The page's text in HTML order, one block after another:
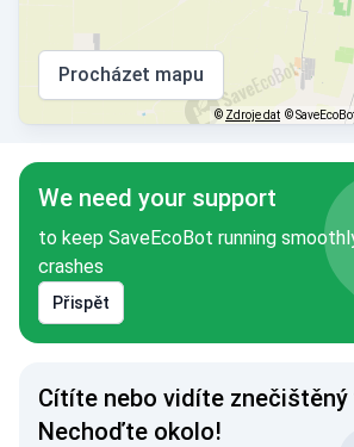
Procházet mapu
© Zdroje dat ©
We need your support
to keep SaveEcoBot running
crashes
Přispět
Cítíte nebo vidíte znečištěný
Nechoďte okolo!